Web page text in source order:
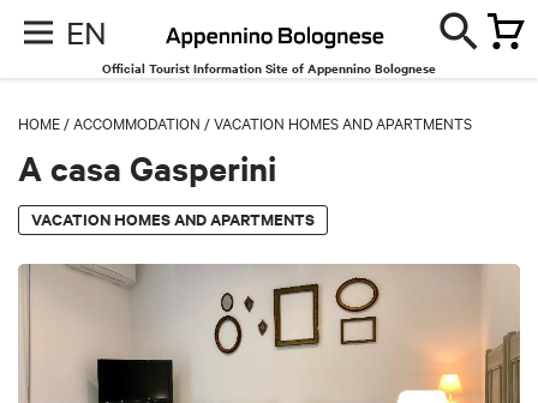
EN
Official Tourist Information Site of Appennino Bolognese
HOME /ACCOMMODATION /VACATION HOMES AND APARTMENTS
A casa Gasperini
VACATION HOMES AND APARTMENTS